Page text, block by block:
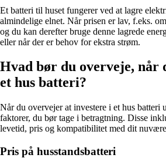
Et batteri til huset fungerer ved at lagre
almindelige elnet. Når prisen er lav, f.eks.
og du kan derefter bruge denne lagrede
eller når der er behov for ekstra strøm.
Hvad bør du overveje, når
et hus batteri?
Når du overvejer at investere i et hus batteri
faktorer, du bør tage i betragtning. Disse
levetid, pris og kompatibilitet med dit
Pris på husstandsbatteri